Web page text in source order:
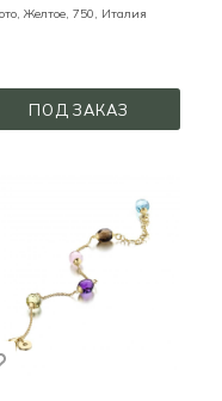
Желтое, 750, Италия
ПОД ЗАКАЗ